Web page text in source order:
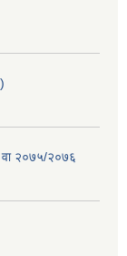
वा २०७५/२०७६